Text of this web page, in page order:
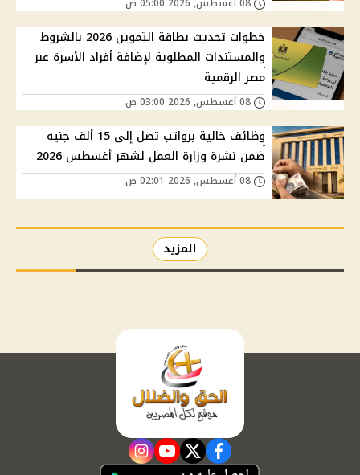
خطوات تحديث بطاقة التموين 2026 بالشروط
والمستندات المطلوبة لإضافة أفراد الأسرة عبر
مصر الرقمية
وظائف خالية برواتب تصل إلى 15 ألف جنيه
ضمن نشرة وزارة العمل لشهر أغسطس 2026
المزيد
facebook
twitter
youtube
instagram